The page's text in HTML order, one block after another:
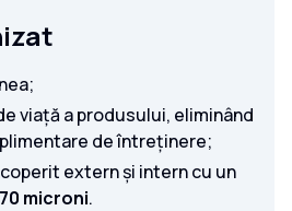
viață a produsului, eliminând
de întreținere;
extern și intern cu un
70 microni.